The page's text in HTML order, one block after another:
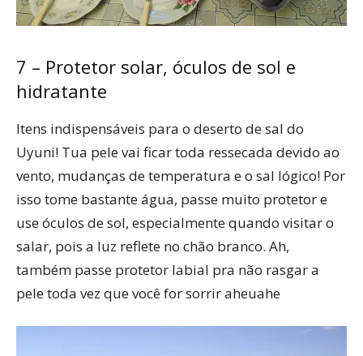
7 – Protetor solar, óculos de sol e
hidratante
Itens indispensáveis para o deserto de sal do
Uyuni! Tua pele vai ficar toda ressecada devido ao
vento, mudanças de temperatura e o sal lógico! Por
isso tome bastante água, passe muito protetor e
use óculos de sol, especialmente quando visitar o
salar, pois a luz reflete no chão branco. Ah,
também passe protetor labial pra não rasgar a
pele toda vez que você for sorrir aheuahe